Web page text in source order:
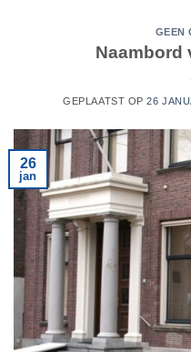
GEEN
Naambord
GEPLAATST OP26
26
jan